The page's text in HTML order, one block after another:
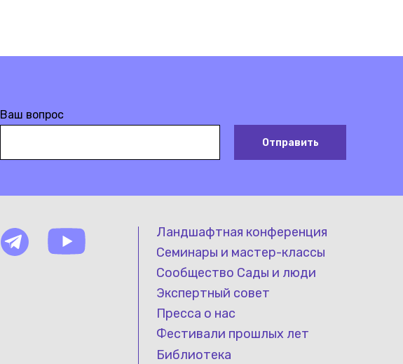
Ваш вопрос
Отправить
Ландшафтная конференция
Семинары и мастер-классы
Сообщество Сады и люди
Экспертный совет
Пресса о нас
Фестивали прошлых лет
Библиотека